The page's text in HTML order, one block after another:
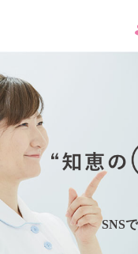
想いをチカラに
情報をチカラに
製品をチカラに
SNS